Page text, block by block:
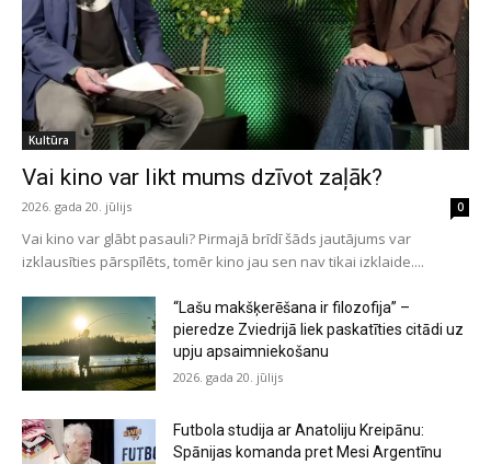
Kultūra
Vai kino var likt mums dzīvot zaļāk?
2026. gada 20. jūlijs 0
Vai kino var glābt pasauli? Pirmajā brīdī šāds jautājums var
izklausīties pārspīlēts, tomēr kino jau sen nav tikai izklaide....
“Lašu makšķerēšana ir filozofija” –
pieredze Zviedrijā liek paskatīties citādi uz
upju apsaimniekošanu
2026. gada 20. jūlijs
Futbola studija ar Anatoliju Kreipānu:
Spānijas komanda pret Mesi Argentīnu